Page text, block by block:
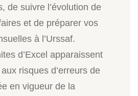
de suivre l’évolution de
et de préparer vos
à l’Urssaf.
d’Excel apparaissent
risques d’erreurs de
en vigueur de la